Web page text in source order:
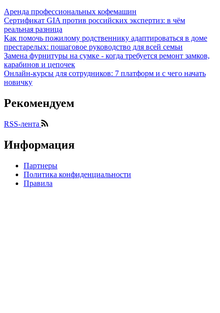
Аренда профессиональных кофемашин
Сертификат GIA против российских экспертиз: в чём
реальная разница
Как помочь пожилому родственнику адаптироваться в доме
престарелых: пошаговое руководство для всей семьи
Замена фурнитуры на сумке - когда требуется ремонт замков,
карабинов и цепочек
Онлайн-курсы для сотрудников: 7 платформ и с чего начать
новичку
Рекомендуем
RSS-лента
Информация
Партнеры
Политика конфиденциальности
Правила